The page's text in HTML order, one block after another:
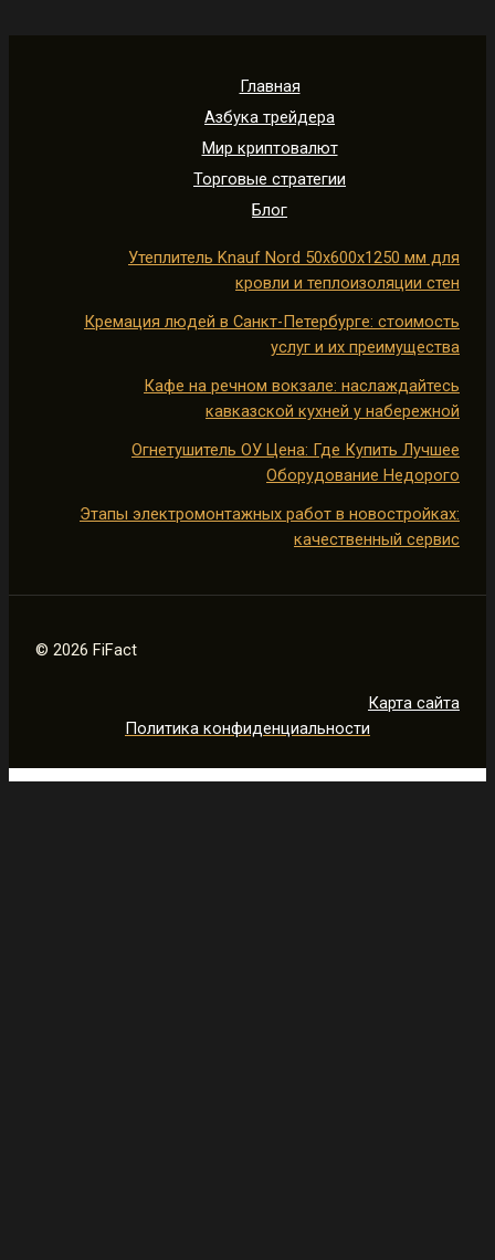
Главная
Азбука трейдера
Мир криптовалют
Торговые стратегии
Блог
Утеплитель Knauf Nord 50х600х1250 мм для
кровли и теплоизоляции стен
Кремация людей в Санкт-Петербурге: стоимость
услуг и их преимущества
Кафе на речном вокзале: наслаждайтесь
кавказской кухней у набережной
Огнетушитель ОУ Цена: Где Купить Лучшее
Оборудование Недорого
Этапы электромонтажных работ в новостройках:
качественный сервис
© 2026 FiFact
Карта сайта
Политика конфиденциальности